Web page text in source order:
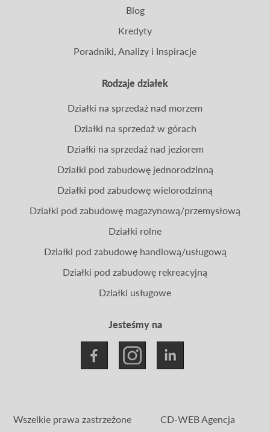
Rodzaje działek
Jesteśmy na
Blog
Kredyty
Poradniki, Analizy i Inspiracje
Działki na sprzedaż nad morzem
Działki na sprzedaż w górach
Działki na sprzedaż nad jeziorem
Działki pod zabudowę jednorodzinną
Działki pod zabudowę wielorodzinną
Działki pod zabudowę magazynową/przemysłową
Działki rolne
Działki pod zabudowę handlową/usługową
Działki pod zabudowę rekreacyjną
Działki usługowe
Wszelkie prawa zastrzeżone
CD-WEB Agencja